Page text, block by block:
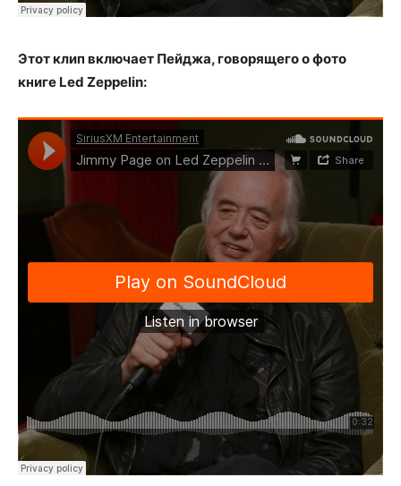
Этот клип включает Пейджа, говорящего о фото
книге Led Zeppelin: